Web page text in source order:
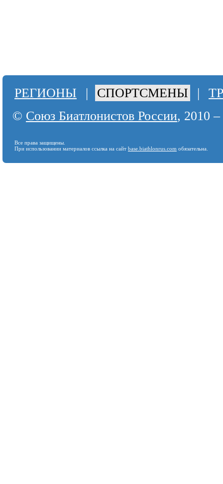
РЕГИОНЫ | СПОРТСМЕНЫ |
© Союз Биатлонистов России, 2010
Все права защищены.
При использовании материалов ссылка на сайт base.biathlonrus.com обязательна.